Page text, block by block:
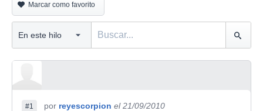
Marcar como favorito
#1 por reyescorpion el 21/09/2010